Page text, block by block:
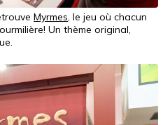
Myrmes, le jeu où chacun
Un thème original,